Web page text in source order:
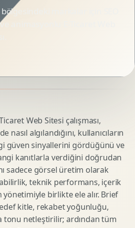
markalar için SEO
animasyonlu E-Ticaret Web
Web Sitesi çalışması,
algılandığını, kullanıcıların
güven sinyallerini gördüğünü ve
kanıtlarla verdiğini doğrudan
sadece görsel üretim olarak
teknik performans, içerik
birlikte ele alır. Brief
kitle, rekabet yoğunluğu,
tonu netleştirilir; ardından tüm